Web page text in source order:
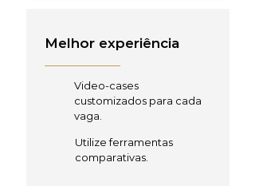
Melhor experiência
Video-cases
customizados para cada
vaga.
Utilize ferramentas
comparativas.